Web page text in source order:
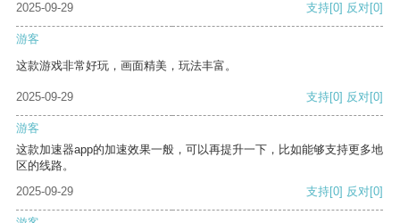
2025-09-29
支持[0] 反对[0]
游客
这款游戏非常好玩，画面精美，玩法丰富。
2025-09-29 支持[0] 反对[0]
游客
这款加速器app的加速效果一般，可以再提升一下，比如能够支持更多地
区的线路。
2025-09-29
支持[0] 反对[0]